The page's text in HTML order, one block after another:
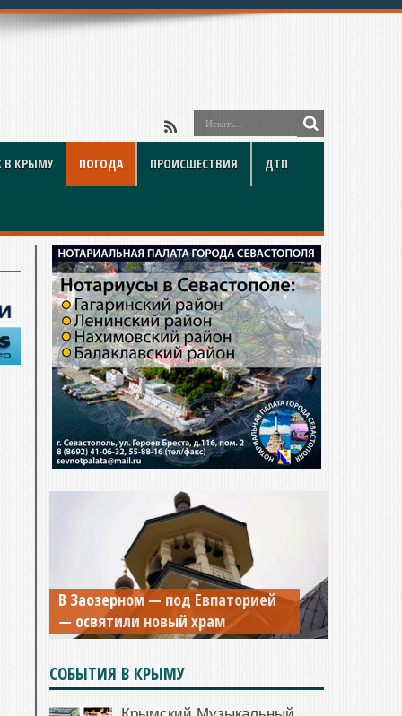
В КРЫМУ ПОГОДА ПРОИСШЕСТВИЯ ДТП
В Заозерном — под Евпаторией
— освятили новый храм
СОБЫТИЯ В КРЫМУ